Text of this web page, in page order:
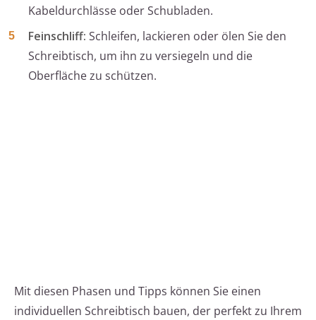
Kabeldurchlässe oder Schubladen.
Feinschliff: Schleifen, lackieren oder ölen Sie den
Schreibtisch, um ihn zu versiegeln und die
Oberfläche zu schützen.
Mit diesen Phasen und Tipps können Sie einen
individuellen Schreibtisch bauen, der perfekt zu Ihrem